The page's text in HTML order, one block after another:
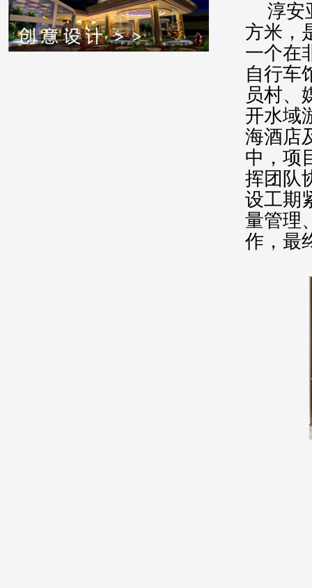
淳安
方米，
一个在
自行车
员村、
开水域
海酒店
中，项
挥团队
设工期
量管理
作，最